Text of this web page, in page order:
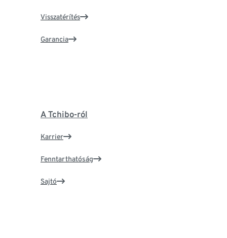
Visszatérítés
Garancia
A Tchibo-ról
Karrier
Fenntarthatóság
Sajtó